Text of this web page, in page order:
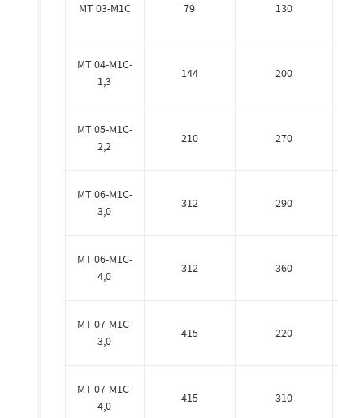
MT 03-M1C 79 130
MT 04-M1C-
1,3
144 200
MT 05-M1C-
2,2
210 270
MT 06-M1C-
3,0
312 290
MT 06-M1C-
4,0
312 360
MT 07-M1C-
3,0
415 220
MT 07-M1C-
4,0
415 310